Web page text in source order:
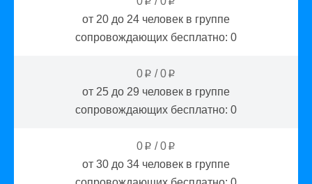
от 20 до 24 человек в группе
сопровождающих бесплатно: 0
0 p /0 p
от 25 до 29 человек в группе
сопровождающих бесплатно: 0
0 p /0 p
от 30 до 34 человек в группе